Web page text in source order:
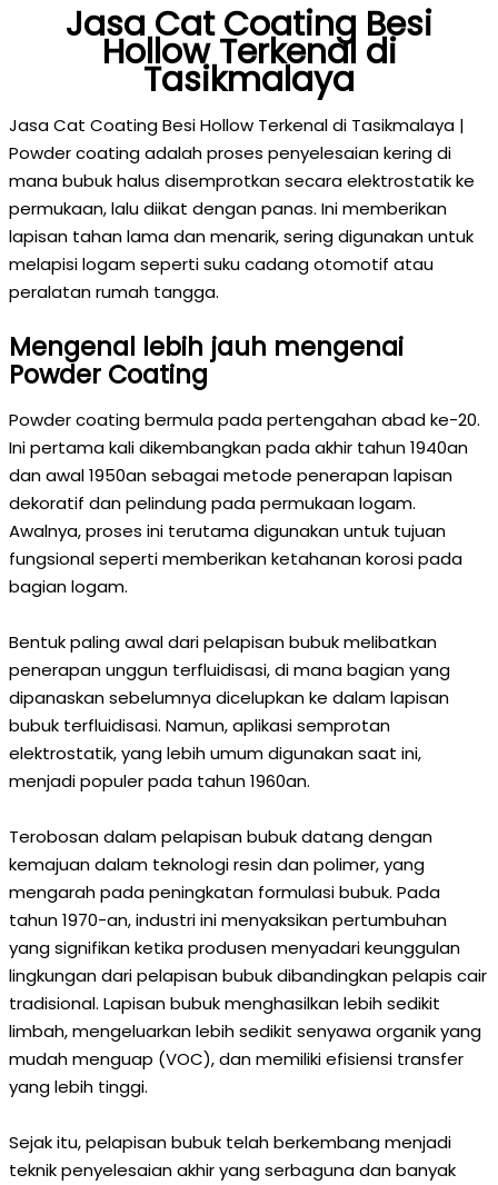
Jasa Cat Coating Besi
Hollow Terkenal di
Tasikmalaya
Jasa Cat Coating Besi Hollow Terkenal di Tasikmalaya |
Powder coating adalah proses penyelesaian kering di
mana bubuk halus disemprotkan secara elektrostatik ke
permukaan, lalu diikat dengan panas. Ini memberikan
lapisan tahan lama dan menarik, sering digunakan untuk
melapisi logam seperti suku cadang otomotif atau
peralatan rumah tangga.
Mengenal lebih jauh mengenai
Powder Coating
Powder coating bermula pada pertengahan abad ke-20.
Ini pertama kali dikembangkan pada akhir tahun 1940an
dan awal 1950an sebagai metode penerapan lapisan
dekoratif dan pelindung pada permukaan logam.
Awalnya, proses ini terutama digunakan untuk tujuan
fungsional seperti memberikan ketahanan korosi pada
bagian logam.
Bentuk paling awal dari pelapisan bubuk melibatkan
penerapan unggun terfluidisasi, di mana bagian yang
dipanaskan sebelumnya dicelupkan ke dalam lapisan
bubuk terfluidisasi. Namun, aplikasi semprotan
elektrostatik, yang lebih umum digunakan saat ini,
menjadi populer pada tahun 1960an.
Terobosan dalam pelapisan bubuk datang dengan
kemajuan dalam teknologi resin dan polimer, yang
mengarah pada peningkatan formulasi bubuk. Pada
tahun 1970-an, industri ini menyaksikan pertumbuhan
yang signifikan ketika produsen menyadari keunggulan
lingkungan dari pelapisan bubuk dibandingkan pelapis cair
tradisional. Lapisan bubuk menghasilkan lebih sedikit
limbah, mengeluarkan lebih sedikit senyawa organik yang
mudah menguap (VOC), dan memiliki efisiensi transfer
yang lebih tinggi.
Sejak itu, pelapisan bubuk telah berkembang menjadi
teknik penyelesaian akhir yang serbaguna dan banyak